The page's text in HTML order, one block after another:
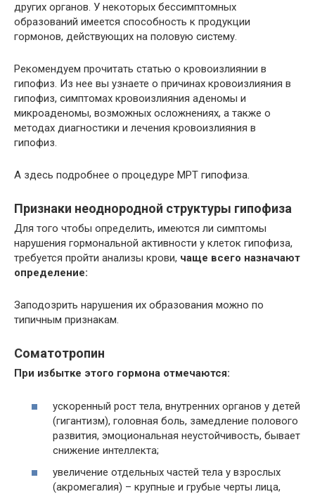
других органов. У некоторых бессимптомных
образований имеется способность к продукции
гормонов, действующих на половую систему.
Рекомендуем прочитать статью о кровоизлиянии в
гипофиз. Из нее вы узнаете о причинах кровоизлияния в
гипофиз, симптомах кровоизлияния аденомы и
микроаденомы, возможных осложнениях, а также о
методах диагностики и лечения кровоизлияния в
гипофиз.
А здесь подробнее о процедуре МРТ гипофиза.
Признаки неоднородной структуры гипофиза
Для того чтобы определить, имеются ли симптомы
нарушения гормональной активности у клеток гипофиза,
требуется пройти анализы крови, чаще всего назначают
определение:
Заподозрить нарушения их образования можно по
типичным признакам.
Соматотропин
При избытке этого гормона отмечаются:
ускоренный рост тела, внутренних органов у детей
(гигантизм), головная боль, замедление полового
развития, эмоциональная неустойчивость, бывает
снижение интеллекта;
увеличение отдельных частей тела у взрослых
(акромегалия) – крупные и грубые черты лица,